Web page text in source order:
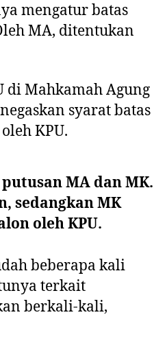
mengatur batas
MA, ditentukan
di Mahkamah Agung
syarat batas
KPU.
MA dan MK.
sedangkan MK
oleh KPU.
beberapa kali
terkait
berkali-kali,